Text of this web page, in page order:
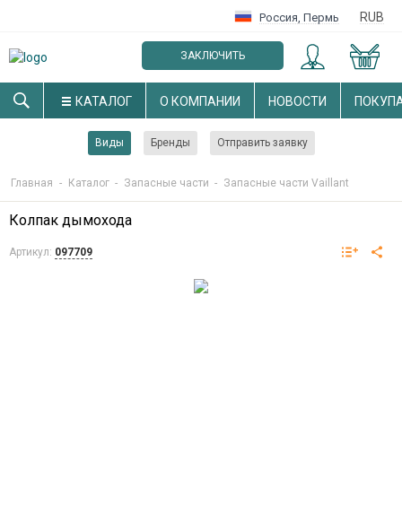
Россия, Пермь RUB
ЗАКЛЮЧИТЬ
ОПТОВЫЙ ДОГОВОР
КАТАЛОГ О КОМПАНИИ НОВОСТИ
Виды Бренды Отправить заявку
Главная - Каталог - Запасные части - Запасные части Vaillant
Колпак дымохода
Артикул: 097709